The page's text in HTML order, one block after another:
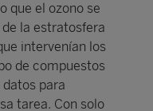
que el ozono se
la estratosfera
intervenían los
de compuestos
para
tarea. Con solo